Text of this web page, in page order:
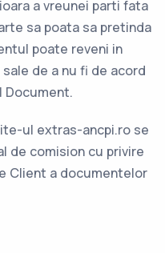
a vreunei parti fata
sa poata sa pretinda
poate reveni in
de a nu fi de acord
Document.
ul extras-ancpi.ro se
de comision cu privire
Client a documentelor